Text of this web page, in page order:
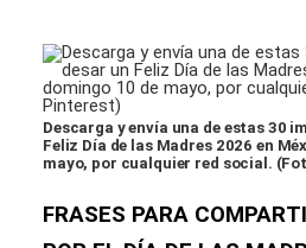
Descarga y envía una de estas 30
Feliz Día de las Madres 2026 en
mayo, por cualquier red social.
FRASES PARA